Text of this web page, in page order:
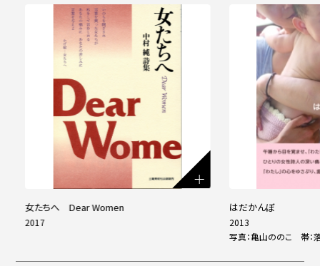
女たちへ Dear Women
2017
はだかんぼ
2013
写真：亀山ののこ 帯：